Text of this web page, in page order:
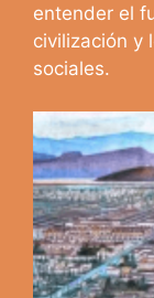
entender el
civilización y
sociales.